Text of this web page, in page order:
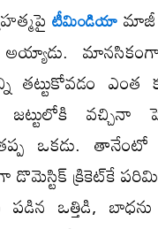
టీమిండియామాజీ
మానసికంగా
తట్టుకోవడం
వచ్చినా
ఒకడు. తానేంటో
డొమెస్టిక్ క్రికెట్​కే
పడిన ఒత్తిడి,